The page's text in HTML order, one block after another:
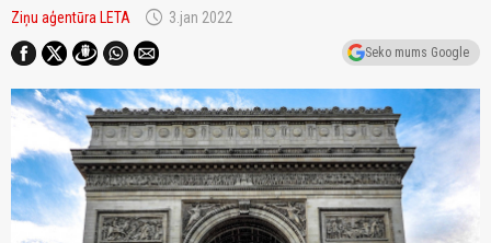
Ziņu aģentūra LETA schedule 3.jan 2022
Seko mums Google